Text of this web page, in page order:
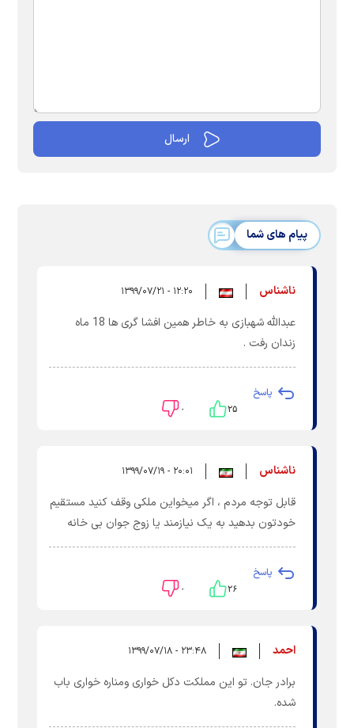
پیام های شما
ناشناس ۱۲:۲۰ - ۱۳۹۹/۰۷/۲۱
عبدالله شهبازی به خاطر همین افشا گری ها 18 ماه
زندان رفت .
پاسخ
۲۵ ۰
ناشناس ۲۰:۰۱ - ۱۳۹۹/۰۷/۱۹
قابل توجه مردم ، اگر میخواین ملکی وقف کنید مستقیم
خودتون بدهید به یک نیازمند یا زوج جوان بی خانه
پاسخ
۲۶ ۰
احمد ۲۳:۴۸ - ۱۳۹۹/۰۷/۱۸
برادر جان. تو‌ این مملکت دکل خواری و‌مناره خواری باب
شده.